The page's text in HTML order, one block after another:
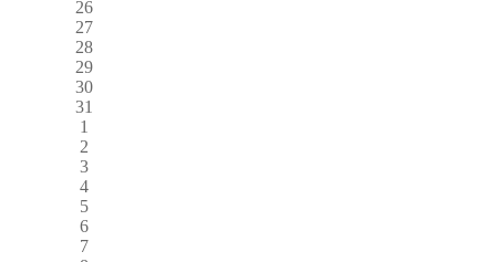
26
27
28
29
30
31
1
2
3
4
5
6
7